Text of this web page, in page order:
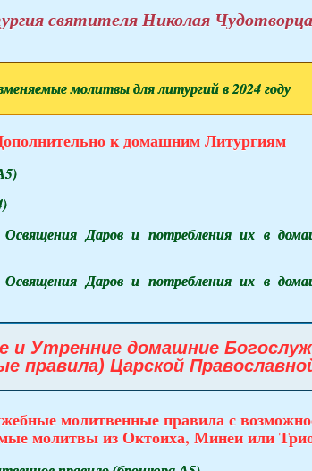
святителя Николая Чудотворца
молитвы для литургий в 2024 году
к домашним Литургиям
Освящения Даров и потребления их в
Освящения Даров и потребления их в
и Утренние домашние
правила) Царской
молитвенные правила с
молитвы из Октоиха, Минеи или